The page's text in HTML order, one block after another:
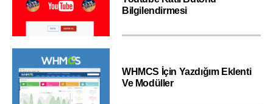
Bilgilendirmesi
WHMCS İçin Yazdığım Eklenti
Ve Modüller